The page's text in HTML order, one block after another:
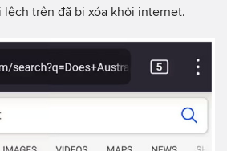
lệch trên đã bị xóa khỏi internet.